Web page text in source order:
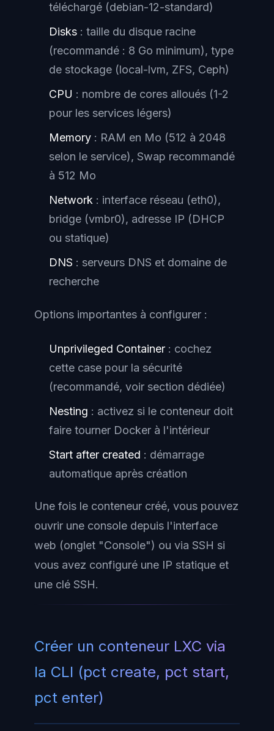
téléchargé (debian-12-standard)
Disks : taille du disque racine
(recommandé : 8 Go minimum), type
de stockage (local-lvm, ZFS, Ceph)
CPU : nombre de cores alloués (1-2
pour les services légers)
Memory : RAM en Mo (512 à 2048
selon le service), Swap recommandé
à 512 Mo
Network : interface réseau (eth0),
bridge (vmbr0), adresse IP (DHCP
ou statique)
DNS : serveurs DNS et domaine de
recherche
Options importantes à configurer :
Unprivileged Container : cochez
cette case pour la sécurité
(recommandé, voir section dédiée)
Nesting : activez si le conteneur doit
faire tourner Docker à l'intérieur
Start after created : démarrage
automatique après création
Une fois le conteneur créé, vous pouvez
ouvrir une console depuis l'interface
web (onglet "Console") ou via SSH si
vous avez configuré une IP statique et
une clé SSH.
Créer un conteneur LXC via
la CLI (pct create, pct start,
pct enter)